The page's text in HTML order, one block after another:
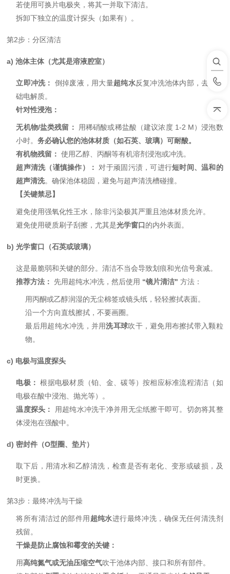
若使用可换片电极夹，将其一并取下清洁。
拆卸下独立的温度计探头（如果有）。
第2步：分区清洁
a) 池体主体（尤其是溶液腔室）
立即冲洗： 倒掉废液，用大量超纯水反复冲洗池体内部，去除基
础电解质。
针对性浸泡：
无机物/盐类残留：
用稀硝酸或稀盐酸（建议浓度 1-2 M）浸泡数
小时。务必确认您的池体材质（如石英、玻璃）可耐酸。
有机物残留： 使用乙醇、丙酮等有机溶剂浸泡或冲洗。
超声清洗（谨慎操作）：
对于顽固污渍，可进行短时间、温和的
超声清洗。确保池体稳固，避免与超声清洗槽碰撞。
【关键禁忌】
避免使用强氧化性王水，除非污染极其严重且池体材质允许。
避免使用硬质刷子刮擦，尤其是光学窗口的内外表面。
b) 光学窗口（石英或玻璃）
这是最脆弱和关键的部分。清洁不当会导致划痕和光信号衰减。
推荐方法：
先用超纯水冲洗，然后使用 “镜片清洁" 方法：
用丙酮或乙醇润湿的无尘棉签或镜头纸，轻轻擦拭表面。
沿一个方向直线擦拭，不要画圈。
最后用超纯水冲洗，并用洗耳球吹干，避免用布擦拭带入颗粒
物。
c) 电极与温度探头
电极： 根据电极材质（铂、金、碳等）按相应标准流程清洁（如
电极在酸中浸泡、抛光等）。
温度探头：
用超纯水冲洗干净并用无尘纸擦干即可。切勿将其整
体浸泡在强酸中。
d) 密封件（O型圈、垫片）
取下后，用清水和乙醇清洗，检查是否有老化、变形或破损，及
时更换。
第3步：最终冲洗与干燥
将所有清洁过的部件用 超纯水进行最终冲洗，确保无任何清洗剂
残留。
干燥是防止腐蚀和霉变的关键：
用高纯氮气或无油压缩空气吹干池体内部、接口和所有部件。